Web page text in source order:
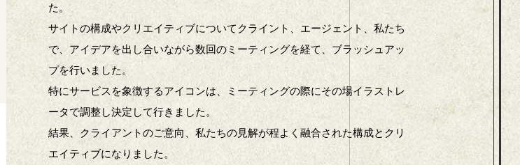
た。
サイトの構成やクリエイティブについてクライント、エージェント、私たち
で、アイデアを出し合いながら数回のミーティングを経て、ブラッシュアッ
プを行いました。
特にサービスを象徴するアイコンは、ミーティングの際にその場イラストレ
ータで調整し決定して行きました。
結果、クライアントのご意向、私たちの見解が程よく融合された構成とクリ
エイティブになりました。